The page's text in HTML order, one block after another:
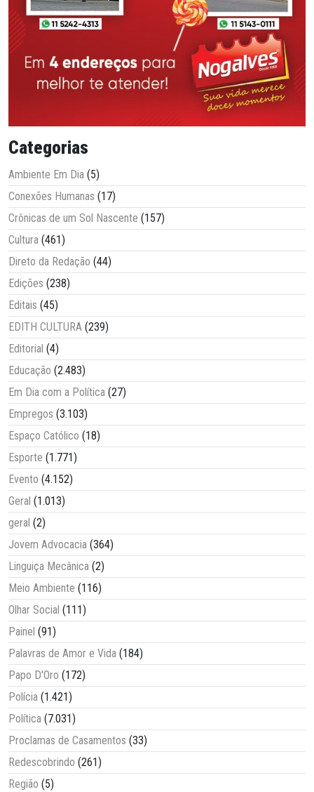
Categorias
Ambiente Em Dia (5)
Conexões Humanas (17)
Crônicas de um Sol Nascente (157)
Cultura (461)
Direto da Redação (44)
Edições (238)
Editais (45)
EDITH CULTURA (239)
Editorial (4)
Educação (2.483)
Em Dia com a Política (27)
Empregos (3.103)
Espaço Católico (18)
Esporte (1.771)
Evento (4.152)
Geral (1.013)
geral (2)
Jovem Advocacia (364)
Linguiça Mecânica (2)
Meio Ambiente (116)
Olhar Social (111)
Painel (91)
Palavras de Amor e Vida (184)
Papo D'Oro (172)
Polícia (1.421)
Política (7.031)
Proclamas de Casamentos (33)
Redescobrindo (261)
Região (5)